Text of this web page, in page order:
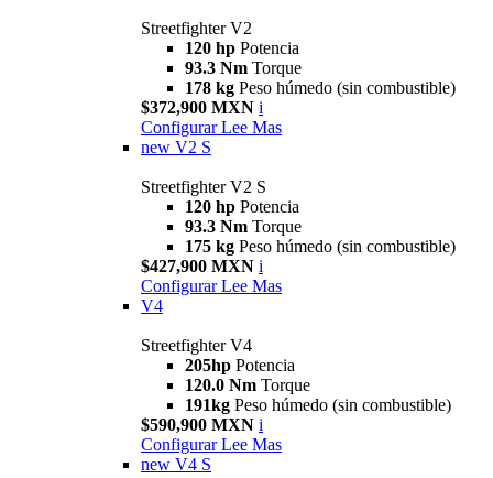
Streetfighter V2
120 hp Potencia
93.3 Nm Torque
178 kg Peso húmedo (sin combustible)
$372,900 MXN i
Configurar Lee Mas
new V2 S
Streetfighter V2 S
120 hp Potencia
93.3 Nm Torque
175 kg Peso húmedo (sin combustible)
$427,900 MXN i
Configurar Lee Mas
V4
Streetfighter V4
205hp Potencia
120.0 Nm Torque
191kg Peso húmedo (sin combustible)
$590,900 MXN i
Configurar Lee Mas
new V4 S